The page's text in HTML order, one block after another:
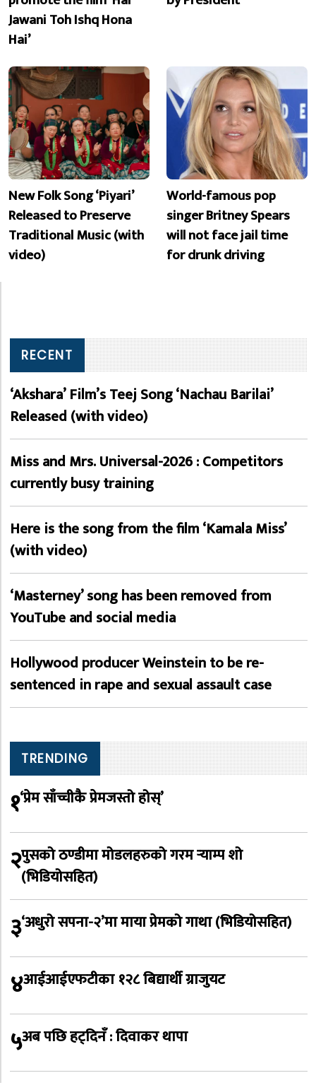
Jawani Toh Ishq Hona
Hai’
New Folk Song ‘Piyari’
Released to Preserve
Traditional Music (with
video)
World-famous pop
singer Britney Spears
will not face jail time
for drunk driving
RECENT
‘Akshara’ Film’s Teej Song ‘Nachau Barilai’
Released (with video)
Miss and Mrs. Universal-2026 : Competitors
currently busy training
Here is the song from the film ‘Kamala Miss’
(with video)
‘Masterney’ song has been removed from
YouTube and social media
Hollywood producer Weinstein to be re-
sentenced in rape and sexual assault case
TRENDING
१‘प्रेम साँच्चीकै प्रेमजस्तो होस्’
२पुसको ठण्डीमा मोडलहरुको गरम र्‍याम्प शो
(भिडियोसहित)
३‘अधुरो सपना-२’मा माया प्रेमको गाथा (भिडियोसहित)
४आईआईएफटीका १२८ बिद्यार्थी ग्राजुयट
५अब पछि हट्दिनँ : दिवाकर थापा